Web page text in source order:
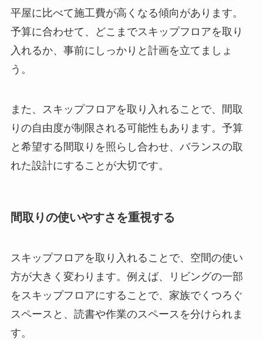
平屋に比べて施工費が高くなる傾向があります。
予算に合わせて、どこまでスキップフロアを取り
入れるか、事前にしっかりと計画を立てましょ
う。
また、スキップフロアを取り入れることで、間取
りの自由度が制限される可能性もあります。予算
と希望する間取りを照らし合わせ、バランスの取
れた設計にすることが大切です。
間取りの使いやすさを重視する
スキップフロアを取り入れることで、空間の使い
方が大きく変わります。例えば、リビングの一部
をスキップフロアにすることで、家族でくつろぐ
スペースと、読書や作業のスペースを分けられま
す。